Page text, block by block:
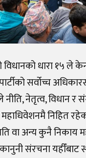
धारा १५ ले
सर्वोच्च
नेतृत्व, विधान र
निहित
वा अन्य कुनै निकाय
संरचना यहीँबाट